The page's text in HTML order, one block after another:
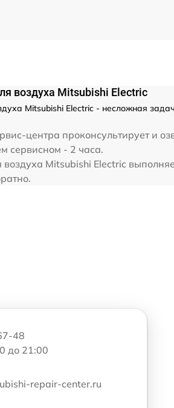
воздуха Mitsubishi Electric
Mitsubishi Electric - несложная
центра проконсультирует и
сервисном - 2 часа.
воздуха Mitsubishi Electric
48
до 21:00
repair-center.ru